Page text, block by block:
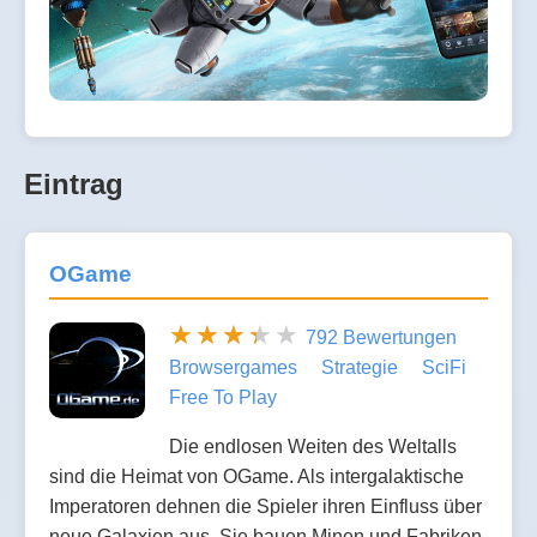
Eintrag
OGame
792 Bewertungen
Browsergames
Strategie
SciFi
Free To Play
Die endlosen Weiten des Weltalls
sind die Heimat von OGame. Als intergalaktische
Imperatoren dehnen die Spieler ihren Einfluss über